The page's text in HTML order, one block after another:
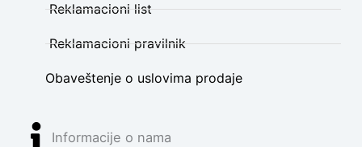
Reklamacioni list
Reklamacioni pravilnik
Obaveštenje o uslovima prodaje
Informacije o nama